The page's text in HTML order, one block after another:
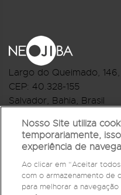
Largo do Queimado, 146
CEP: 40.328-155
Salvador, Bahia, Brasil
R.Monte Castelo Nº 62,
CEP: 40.301-210
Salvador, Bahia, Brasil
Telefone:(71) 3032-1073
Nosso Site utiliza
temporariamente,
experiência de
Ao clicar em “Aceitar
com o armazenamento de
para melhorar a